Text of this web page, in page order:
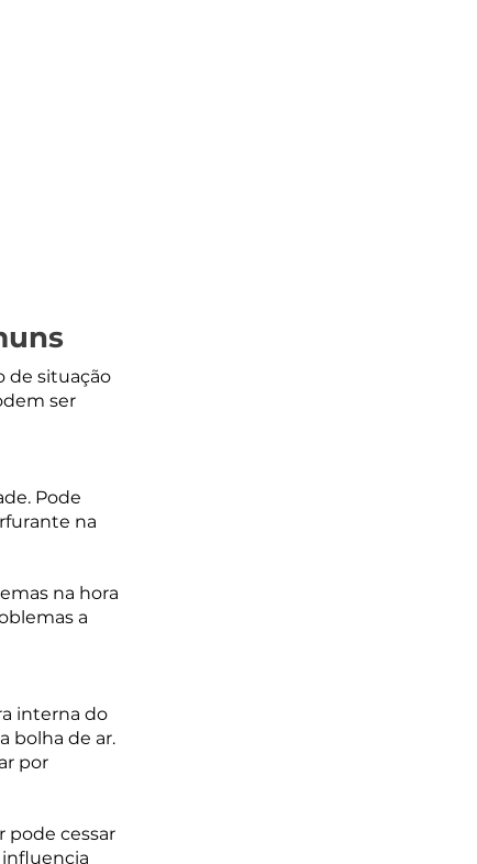
de situação
ser
Pode
na
na hora
a
interna do
bolha de ar.
por
pode cessar